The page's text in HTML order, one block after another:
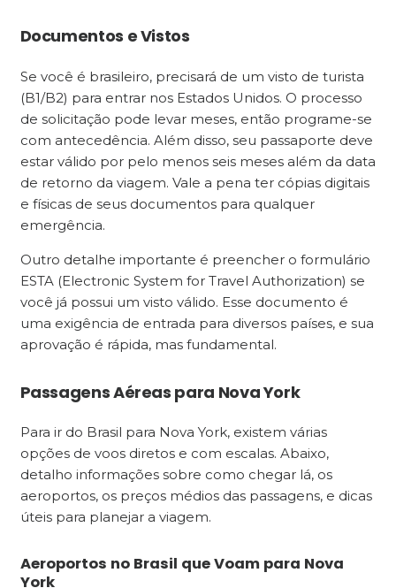
Documentos e Vistos
Se você é brasileiro, precisará de um visto de turista
(B1/B2) para entrar nos Estados Unidos. O processo
de solicitação pode levar meses, então programe-se
com antecedência. Além disso, seu passaporte deve
estar válido por pelo menos seis meses além da data
de retorno da viagem. Vale a pena ter cópias digitais
e físicas de seus documentos para qualquer
emergência.
Outro detalhe importante é preencher o formulário
ESTA (Electronic System for Travel Authorization) se
você já possui um visto válido. Esse documento é
uma exigência de entrada para diversos países, e sua
aprovação é rápida, mas fundamental.
Passagens Aéreas para Nova York
Para ir do Brasil para Nova York, existem várias
opções de voos diretos e com escalas. Abaixo,
detalho informações sobre como chegar lá, os
aeroportos, os preços médios das passagens, e dicas
úteis para planejar a viagem.
Aeroportos no Brasil que Voam para Nova
York